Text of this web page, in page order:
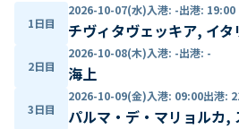
1日目
2026-10-07(水)入港: -出港: 19:00
チヴィタヴェッキア, イタ
2日目
2026-10-08(木)入港: -出港: -
海上
3日目
2026-10-09(金)入港: 09:00出港:
パルマ・デ・マリョルカ,